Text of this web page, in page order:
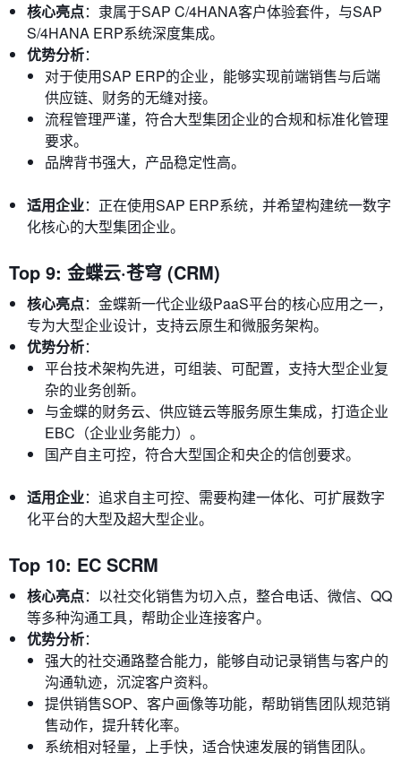
核心亮点：隶属于SAP C/4HANA客户体验套件，与SAP
S/4HANA ERP系统深度集成。
优势分析：
对于使用SAP ERP的企业，能够实现前端销售与后端
供应链、财务的无缝对接。
流程管理严谨，符合大型集团企业的合规和标准化管理
要求。
品牌背书强大，产品稳定性高。
适用企业：正在使用SAP ERP系统，并希望构建统一数字
化核心的大型集团企业。
Top 9: 金蝶云·苍穹 (CRM)
核心亮点：金蝶新一代企业级PaaS平台的核心应用之一，
专为大型企业设计，支持云原生和微服务架构。
优势分析：
平台技术架构先进，可组装、可配置，支持大型企业复
杂的业务创新。
与金蝶的财务云、供应链云等服务原生集成，打造企业
EBC（企业业务能力）。
国产自主可控，符合大型国企和央企的信创要求。
适用企业：追求自主可控、需要构建一体化、可扩展数字
化平台的大型及超大型企业。
Top 10: EC SCRM
核心亮点：以社交化销售为切入点，整合电话、微信、QQ
等多种沟通工具，帮助企业连接客户。
优势分析：
强大的社交通路整合能力，能够自动记录销售与客户的
沟通轨迹，沉淀客户资料。
提供销售SOP、客户画像等功能，帮助销售团队规范销
售动作，提升转化率。
系统相对轻量，上手快，适合快速发展的销售团队。